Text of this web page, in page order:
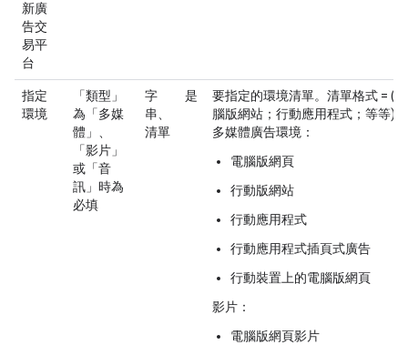
新廣
告交
易平
台
指定
環境
「類型」
為「多媒
體」、
「影片」
或「音
訊」時為
必填
字
串、
清單
是
要指定的環境清單。清單格式 = (電
腦版網站；行動應用程式；等等)。
多媒體廣告環境：
電腦版網頁
行動版網站
行動應用程式
行動應用程式插頁式廣告
行動裝置上的電腦版網頁
影片：
電腦版網頁影片